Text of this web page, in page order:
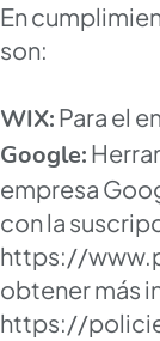
En
son:
WIX: Para el
Google:
empresa
con la
https://
obtener más
https://